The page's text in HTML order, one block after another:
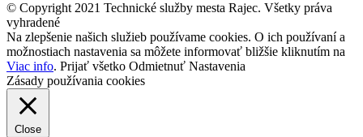
© Copyright 2021 Technické služby mesta Rajec. Všetky práva
vyhradené
Na zlepšenie našich služieb používame cookies. O ich používaní a
možnostiach nastavenia sa môžete informovať bližšie kliknutím na
Viac info. Prijať všetko Odmietnuť Nastavenia
Zásady používania cookies
Close